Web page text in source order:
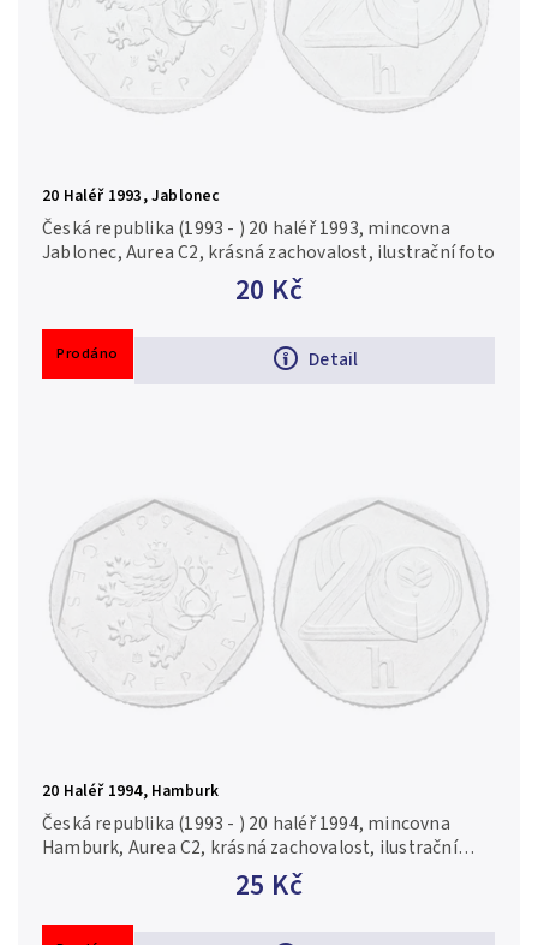
20 Haléř 1993, Jablonec
20 Kč
Detail
Česká republika (1993 - ) 20 haléř 1993, mincovna
Jablonec, Aurea C2, krásná zachovalost, ilustrační foto
Prodáno
20 Haléř 1994, Hamburk
25 Kč
Česká republika (1993 - ) 20 haléř 1994, mincovna
Hamburk, Aurea C2, krásná zachovalost, ilustrační